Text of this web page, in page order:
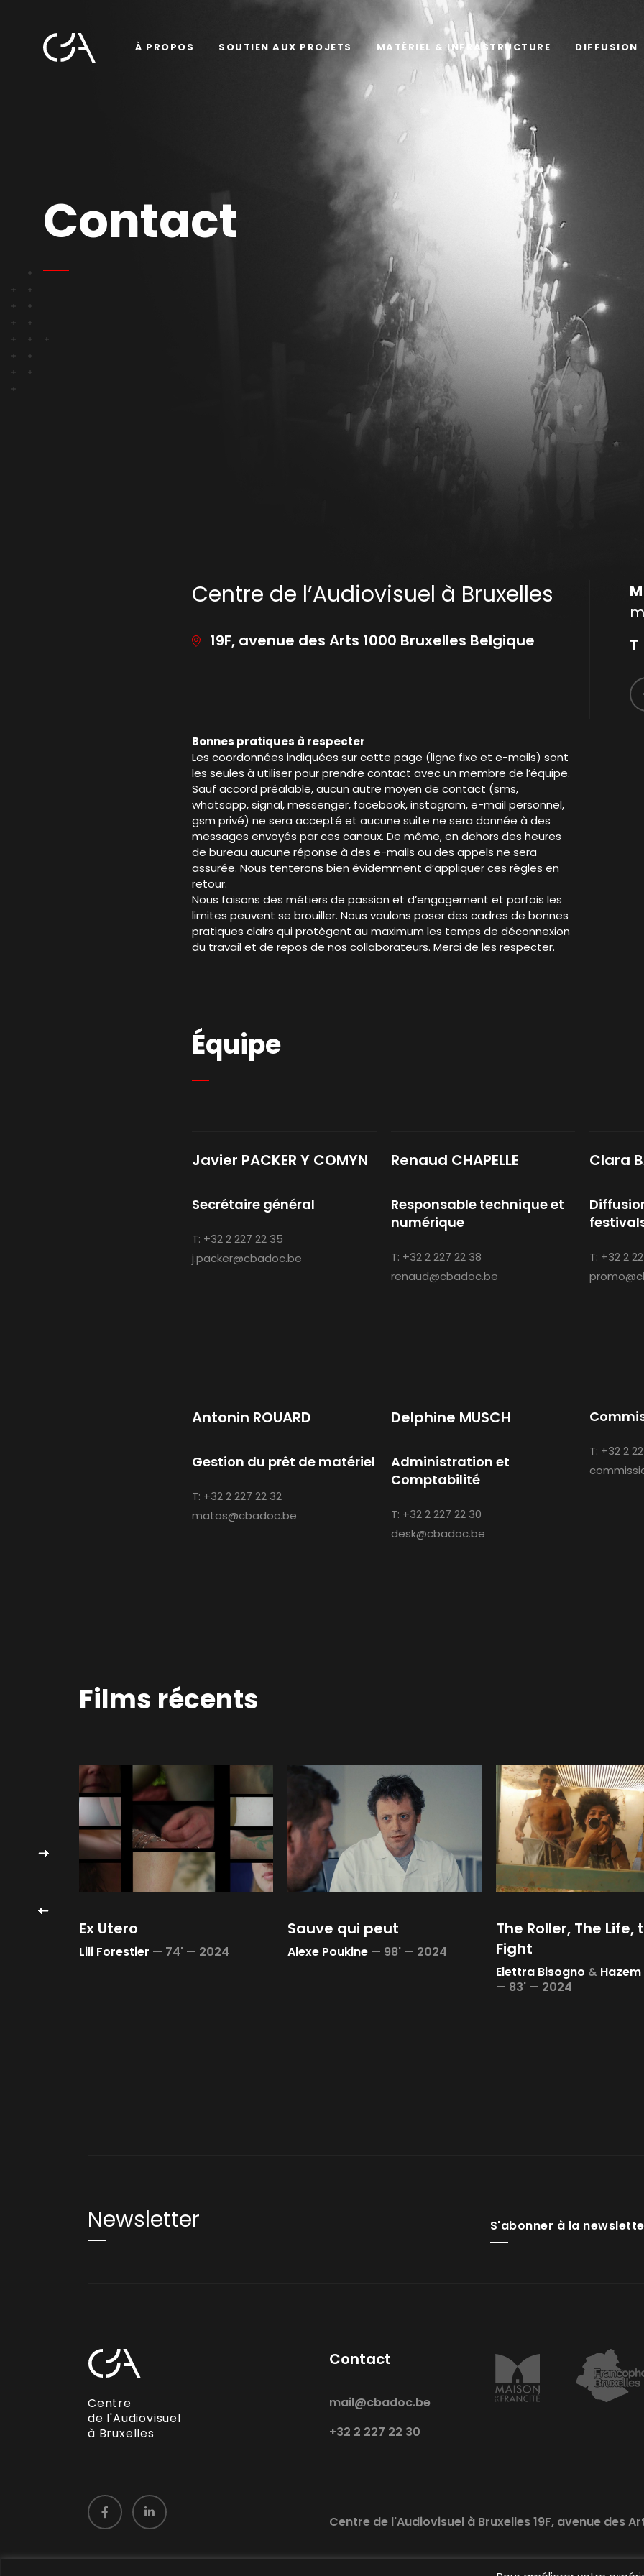
À PROPOS SOUTIEN AUX PROJETS MATÉRIEL & INFRASTRUCTURE DIFFUSION
Contact
Centre de l’Audiovisuel à Bruxelles
19F, avenue des Arts 1000 Bruxelles Belgique
Bonnes pratiques à respecter
Les coordonnées indiquées sur cette page (ligne fixe et e-mails) sont
les seules à utiliser pour prendre contact avec un membre de l’équipe.
Sauf accord préalable, aucun autre moyen de contact (sms,
whatsapp, signal, messenger, facebook, instagram, e-mail personnel,
gsm privé) ne sera accepté et aucune suite ne sera donnée à des
messages envoyés par ces canaux. De même, en dehors des heures
de bureau aucune réponse à des e-mails ou des appels ne sera
assurée. Nous tenterons bien évidemment d’appliquer ces règles en
retour.
Nous faisons des métiers de passion et d’engagement et parfois les
limites peuvent se brouiller. Nous voulons poser des cadres de bonnes
pratiques clairs qui protègent au maximum les temps de déconnexion
du travail et de repos de nos collaborateurs. Merci de les respecter.
M
T
Équipe
Javier PACKER Y COMYN
Secrétaire général
T: +32 2 227 22 35
j.packer@cbadoc.be
Renaud CHAPELLE
Responsable technique et
numérique
T: +32 2 227 22 38
renaud@cbadoc.be
Clara
T: +32 2
Antonin ROUARD
Gestion du prêt de matériel
T: +32 2 227 22 32
matos@cbadoc.be
Delphine MUSCH
Administration et
Comptabilité
T: +32 2 227 22 30
desk@cbadoc.be
T: +32 2
Films récents
Ex Utero
Lili Forestier — 74' — 2024
Sauve qui peut
Alexe Poukine — 98' — 2024
The Roller, The Life,
Fight
Elettra Bisogno &
— 83' — 2024
Newsletter S'abonner à la
Centre
de l'Audiovisuel
à Bruxelles
Contact
mail@cbadoc.be
+32 2 227 22 30
Centre de l'Audiovisuel à Bruxelles 19F, avenue des